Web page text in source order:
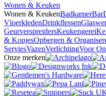
Wonen & Keuken
Wonen & KeukenBadkamerBar
VloerkledenDrinkflessen
GeurverspreidersKeukengerei
& KopjesOpbergen &
ServiesVazenVerlichtingVoor
Onze merken